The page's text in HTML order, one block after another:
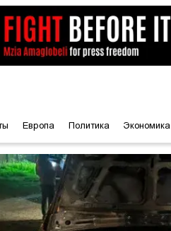
Европа Политика Экономика